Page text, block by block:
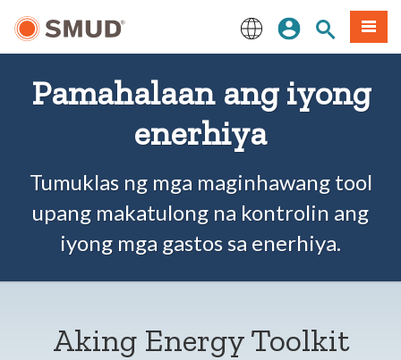
English
Mag-sign InMenu
Pamahalaan ang iyong
enerhiya
Tumuklas ng mga maginhawang tool
upang makatulong na kontrolin ang
iyong mga gastos sa enerhiya.
Aking Energy Toolkit